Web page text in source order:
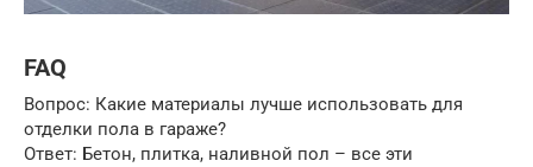
FAQ
Вопрос: Какие материалы лучше использовать для
отделки пола в гараже?
Ответ: Бетон, плитка, наливной пол – все эти